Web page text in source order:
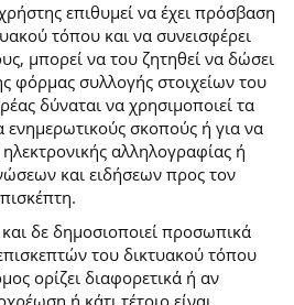
επιθυμεί να έχει πρόσβαση
τόπου και να συνεισφέρει
μπορεί να του ζητηθεί να δώσει
φόρμας συλλογής στοιχείων του
δύναται να χρησιμοποιεί τα
ενημερωτικούς σκοπούς ή για να
αλληλογραφίας ή
και ειδήσεων προς τον
δε δημοσιοποιεί προσωπικά
του δικτυακού τόπου
ορίζει διαφορετικά ή αν